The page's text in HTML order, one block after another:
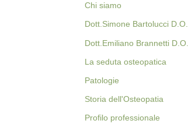
Chi siamo
Dott.Simone Bartolucci D.O.
Dott.Emiliano Brannetti D.O.
La seduta osteopatica
Patologie
Storia dell'Osteopatia
Profilo professionale